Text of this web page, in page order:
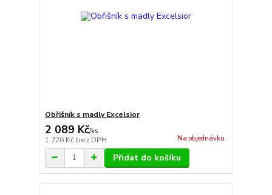
Obřišník s madly Excelsior
2 089 Kč/ks
1 726 Kč bez DPH Na objednávku
Přidat do košíku